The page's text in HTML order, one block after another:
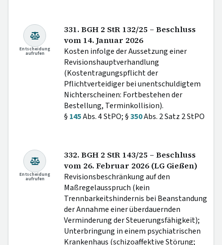
Entscheidung
aufrufen
331. BGH 2 StR 132/25 – Beschluss
vom 14. Januar 2026
Kosten infolge der Aussetzung einer
Revisionshauptverhandlung
(Kostentragungspflicht der
Pflichtverteidiger bei unentschuldigtem
Nichterscheinen: Fortbestehen der
Bestellung, Terminkollision).
§ 145Abs. 4 StPO; §350Abs. 2 Satz 2 StPO
Entscheidung
aufrufen
332. BGH 2 StR 143/25 – Beschluss
vom 26. Februar 2026 (LG Gießen)
Revisionsbeschränkung auf den
Maßregelausspruch (kein
Trennbarkeitshindernis bei Beanstandung
der Annahme einer überdauernden
Verminderung der Steuerungsfähigkeit);
Unterbringung in einem psychiatrischen
Krankenhaus (schizoaffektive Störung;